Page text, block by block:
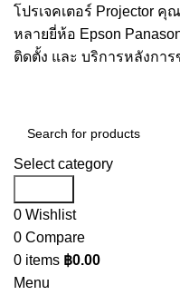
โปรเจคเตอร์ Projector
หลายยี่ห้อ Epson
ติดตั้ง และ บริการหลังการ
Select category
0 Wishlist
0 Compare
0 items ฿0.00
Menu